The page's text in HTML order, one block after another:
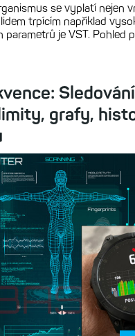
se vyplatí nejen
trpícím například
je VST. Pohled
grafy,